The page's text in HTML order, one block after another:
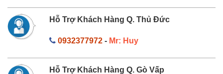
Hỗ Trợ Khách Hàng Q. Thủ Đức
0932377972- Mr: Huy
Hỗ Trợ Khách Hàng Q. Gò Vấp